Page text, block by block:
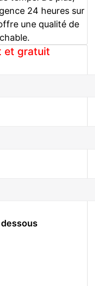
24 heures sur
une qualité de
et gratuit